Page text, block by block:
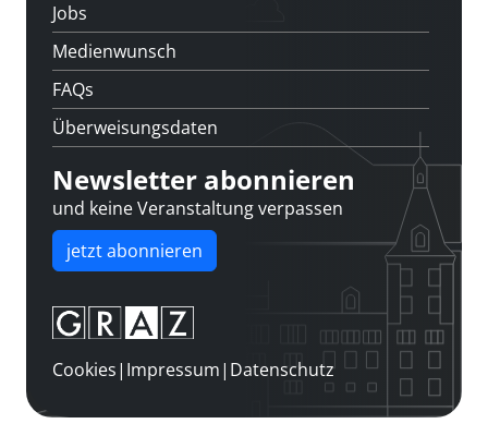
Jobs
Medienwunsch
FAQs
Überweisungsdaten
Newsletter abonnieren
und keine Veranstaltung verpassen
jetzt abonnieren
Cookies| Impressum| Datenschutz